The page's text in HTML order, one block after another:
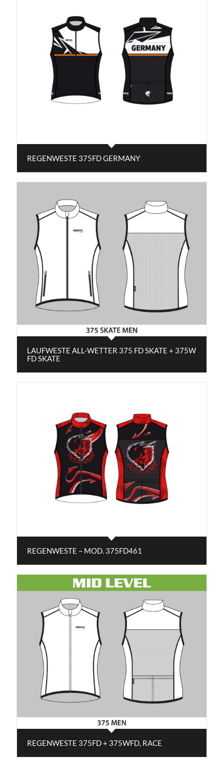
REGENWESTE 375FD GERMANY
LAUFWESTE ALL-WETTER 375 FD SKATE + 375W
FD SKATE
REGENWESTE – MOD. 375FD461
REGENWESTE 375FD + 375WFD, RACE